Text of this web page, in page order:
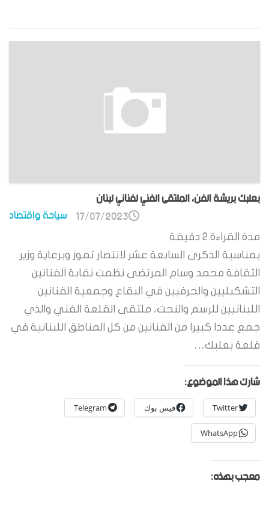
بعلبك بريشة الفن، الملتقى الفني لفناني لبنان
سياحة واقتصاد 17/07/2023
مدة القراءة 2 دقيقة
بمناسبة الذكرى السابعة عشر لانتصار تموز وبرعاية وزير
الثقافة محمد وسام المرتضى نظمت نقابة الفنانين
التشكيليين والحرفيين في البقاع وجمعية الفنانين
اللبنانيين للرسم والنحت، ملتقى القلعة الفني والذي
جمع عددا كبيرا من الفنانين من كل المناطق اللبنانية في
قلعة بعلبك…
شارك هذا الموضوع:
Twitter فيس بوك Telegram
WhatsApp
معجب بهذه: